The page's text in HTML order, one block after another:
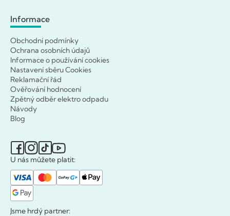
Informace
Obchodní podmínky
Ochrana osobních údajů
Informace o používání cookies
Nastavení sběru Cookies
Reklamační řád
Ověřování hodnocení
Zpětný odběr elektro odpadu
Návody
Blog
U nás můžete platit:
Jsme hrdý partner: